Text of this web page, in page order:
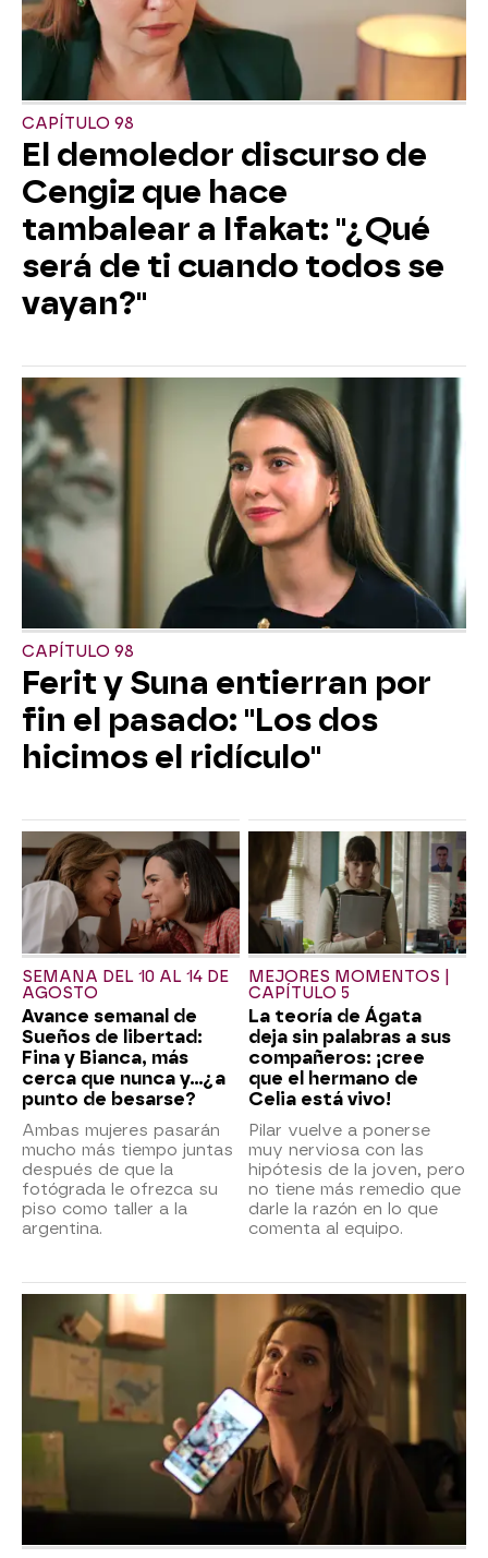
CAPÍTULO 98
El demoledor discurso de
Cengiz que hace
tambalear a Ifakat: "¿Qué
será de ti cuando todos se
vayan?"
CAPÍTULO 98
Ferit y Suna entierran por
fin el pasado: "Los dos
hicimos el ridículo"
SEMANA DEL 10 AL 14 DE
AGOSTO
Avance semanal de
Sueños de libertad:
Fina y Bianca, más
cerca que nunca y...¿a
punto de besarse?
Ambas mujeres pasarán
mucho más tiempo juntas
después de que la
fotógrada le ofrezca su
piso como taller a la
argentina.
MEJORES MOMENTOS |
CAPÍTULO 5
La teoría de Ágata
deja sin palabras a sus
compañeros: ¡cree
que el hermano de
Celia está vivo!
Pilar vuelve a ponerse
muy nerviosa con las
hipótesis de la joven, pero
no tiene más remedio que
darle la razón en lo que
comenta al equipo.